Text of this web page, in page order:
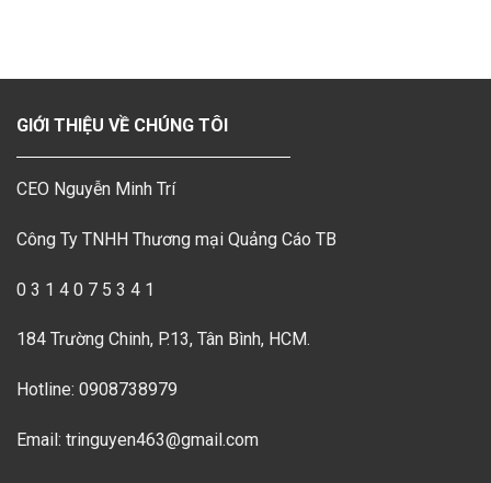
GIỚI THIỆU VỀ CHÚNG TÔI
CEO Nguyễn Minh Trí
Công Ty TNHH Thương mại Quảng Cáo TB
0 3 1 4 0 7 5 3 4 1
184 Trường Chinh, P.13, Tân Bình, HCM.
Hotline: 0908738979
Email: tringuyen463@gmail.com